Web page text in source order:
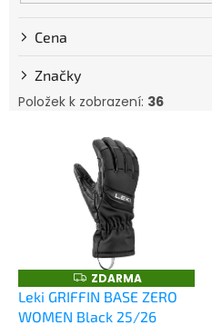
Cena
Značky
Položek k zobrazení: 36
Z
D
A
R
ZDARMA
Leki GRIFFIN BASE ZERO
WOMEN Black 25/26